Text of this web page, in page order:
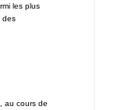
les plus
des
au cours de